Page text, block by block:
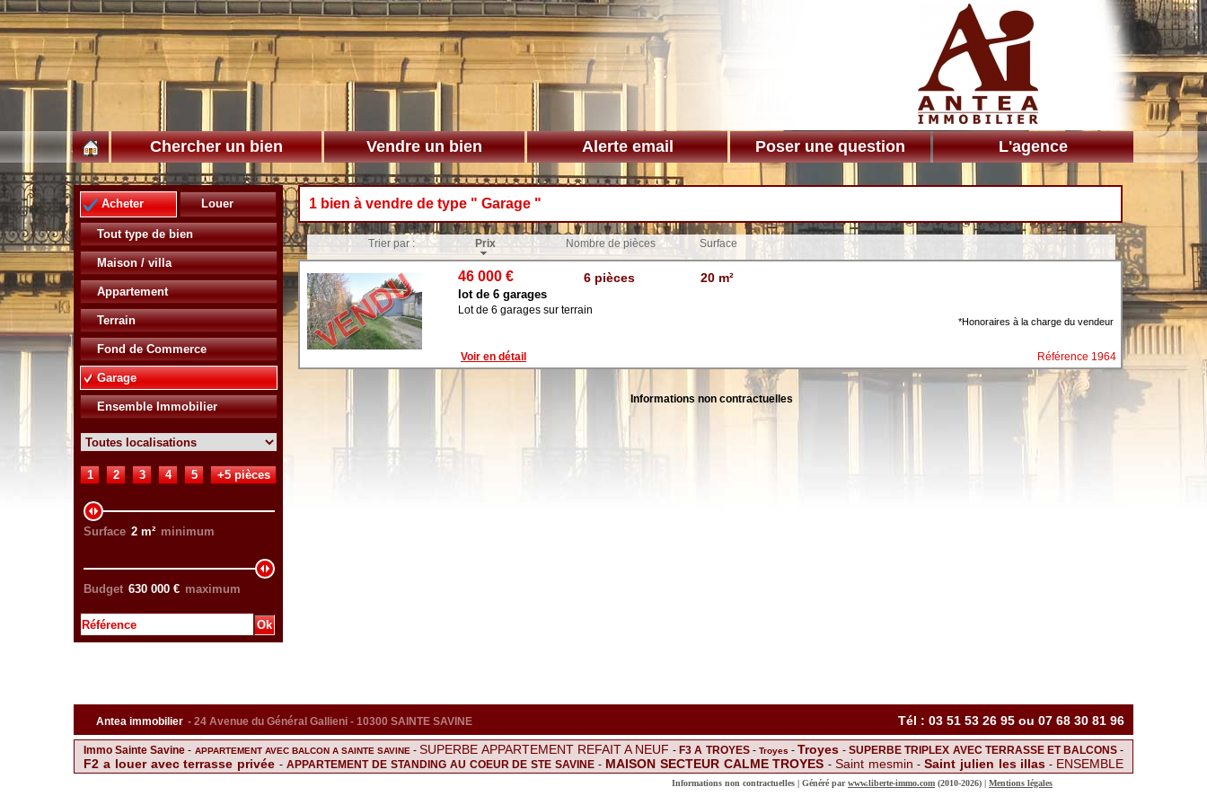
Chercher un bien Vendre un bien Alerte email Poser une question L'agence
Acheter Louer
Tout type de bien
Maison / villa
Appartement
Terrain
Fond de Commerce
Garage
Ensemble Immobilier
1 2 3 4 5 +5 pièces
Surface 2 m² minimum
Budget 630 000 € maximum
1 bien à vendre de type " Garage "
Trier par : Prix Nombre de pièces Surface
46 000 € 6 pièces 20 m²
lot de 6 garages
Lot de 6 garages sur terrain
*Honoraires à la charge du vendeur
Voir en détail Référence 1964
Informations non contractuelles
Antea immobilier - 24 Avenue du Général Gallieni - 10300 SAINTE SAVINE Tél : 03 51 53 26 95 ou 07 68 30 81 96
Immo Sainte Savine - APPARTEMENT AVEC BALCON A SAINTE SAVINE-SUPERBE APPARTEMENT REFAIT A NEUF- F3 A TROYES - Troyes -Troyes-SUPERBE TRIPLEX AVEC TERRASSE ET BALCONS-
F2 a louer avec terrasse privée-APPARTEMENT DE STANDING AU COEUR DE STE SAVINE - MAISON SECTEUR CALME TROYES-Saint mesmin - Saint julien les illas - ENSEMBLE
IMMOBILIER APPARTEMENT F3 A LA VUE IMPRENABLE Acheter Maison Sainte Savine- F2 A SAINT ANDRE LES VERGERS-SPACIEUX F4 AVEC 2
F2 AVEC COURS
Informations non contractuelles | Généré parwww.liberte-immo.com (2010-2026) | Mentions légales